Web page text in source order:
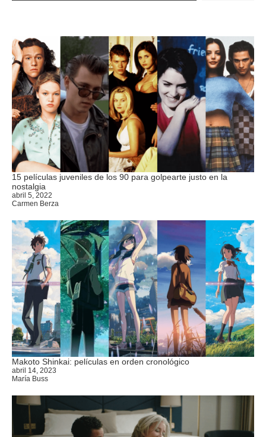
15 películas juveniles de los 90 para golpearte justo en la
nostalgia
abril 5, 2022
Carmen Berza
Makoto Shinkai: películas en orden cronológico
abril 14, 2023
María Buss